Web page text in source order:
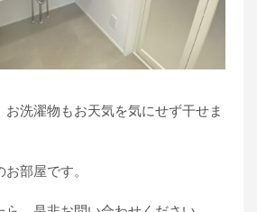
お洗濯物もお天気を気にせず干せま
部屋です。